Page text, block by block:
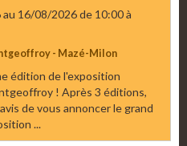
au 16/08/2026de 10:00à
- Mazé-Milon
édition de l'exposition
! Après 3 éditions,
de vous annoncer le grand
...